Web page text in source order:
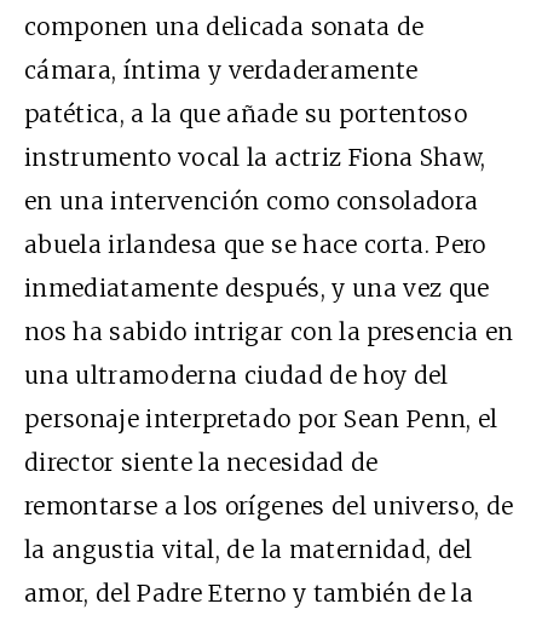
componen una delicada sonata de
cámara, íntima y verdaderamente
patética, a la que añade su portentoso
instrumento vocal la actriz Fiona Shaw,
en una intervención como consoladora
abuela irlandesa que se hace corta. Pero
inmediatamente después, y una vez que
nos ha sabido intrigar con la presencia en
una ultramoderna ciudad de hoy del
personaje interpretado por Sean Penn, el
director siente la necesidad de
remontarse a los orígenes del universo, de
la angustia vital, de la maternidad, del
amor, del Padre Eterno y también de la